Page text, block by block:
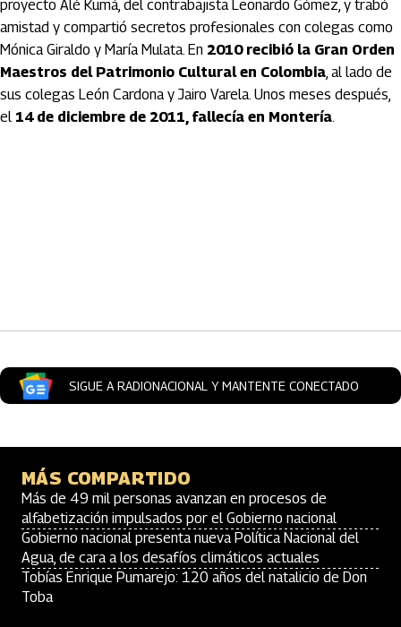
proyecto Alé Kumá, del contrabajista Leonardo Gómez, y trabó
amistad y compartió secretos profesionales con colegas como
Mónica Giraldo y María Mulata. En 2010 recibió la Gran Orden
Maestros del Patrimonio Cultural en Colombia, al lado de
sus colegas León Cardona y Jairo Varela. Unos meses después,
el 14 de diciembre de 2011, fallecía en Montería.
SIGUE A RADIONACIONAL Y MANTENTE CONECTADO
MÁS COMPARTIDO
Más de 49 mil personas avanzan en procesos de
alfabetización impulsados por el Gobierno nacional
Gobierno nacional presenta nueva Política Nacional del
Agua, de cara a los desafíos climáticos actuales
Tobías Enrique Pumarejo: 120 años del natalicio de Don
Toba